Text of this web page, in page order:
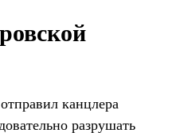
канцлера
разрушать